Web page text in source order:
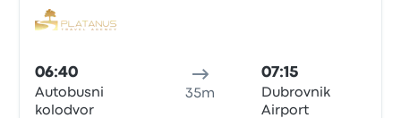
06:40
Autobusni
kolodvor
35m
07:15
Dubrovnik
Airport